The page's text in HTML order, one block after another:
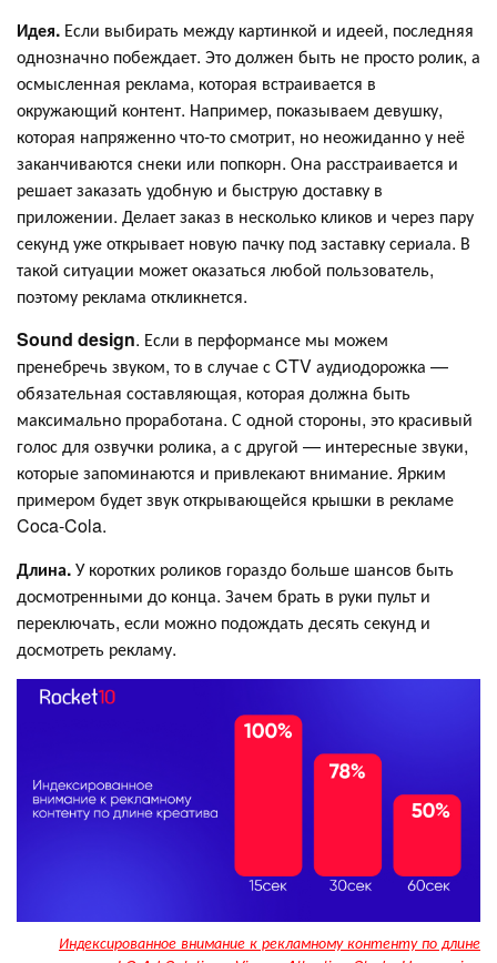
Идея. Если выбирать между картинкой и идеей, последняя
однозначно побеждает. Это должен быть не просто ролик, а
осмысленная реклама, которая встраивается в
окружающий контент. Например, показываем девушку,
которая напряженно что-то смотрит, но неожиданно у неё
заканчиваются снеки или попкорн. Она расстраивается и
решает заказать удобную и быструю доставку в
приложении. Делает заказ в несколько кликов и через пару
секунд уже открывает новую пачку под заставку сериала. В
такой ситуации может оказаться любой пользователь,
поэтому реклама откликнется.
Sound design. Если в перформансе мы можем
пренебречь звуком, то в случае с CTV аудиодорожка —
обязательная составляющая, которая должна быть
максимально проработана. С одной стороны, это красивый
голос для озвучки ролика, а с другой — интересные звуки,
которые запоминаются и привлекают внимание. Ярким
примером будет звук открывающейся крышки в рекламе
Coca-Cola.
Длина.У коротких роликов гораздо больше шансов быть
досмотренными до конца. Зачем брать в руки пульт и
переключать, если можно подождать десять секунд и
досмотреть рекламу.
Индексированное внимание к рекламному контенту по длине